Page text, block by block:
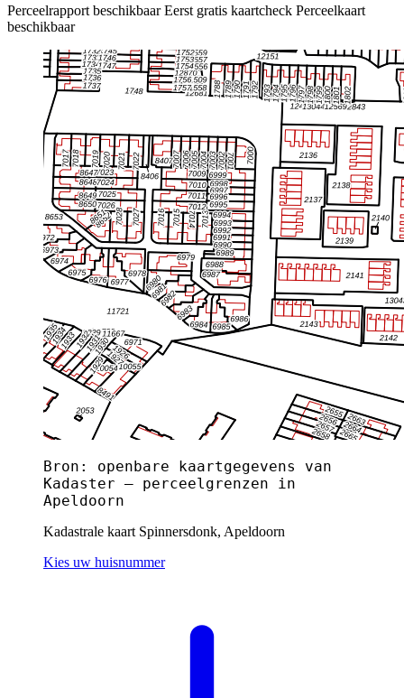
Perceelrapport beschikbaar Eerst gratis kaartcheck Perceelkaart
beschikbaar
Bron: openbare kaartgegevens van
Kadaster — perceelgrenzen in
Apeldoorn
Kadastrale kaart Spinnersdonk, Apeldoorn
Kies uw huisnummer